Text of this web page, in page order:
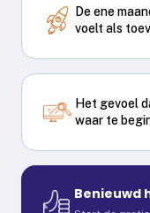
De ene
voelt als
Het gevoel
waar te
Benieuwd